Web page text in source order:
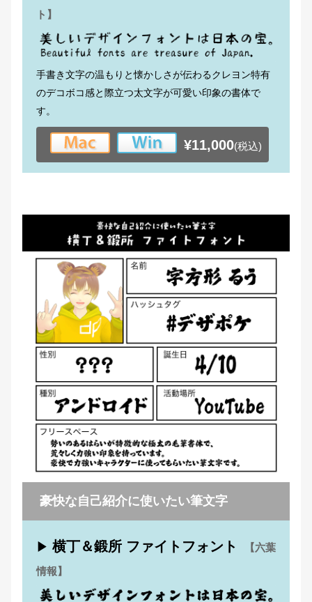
ト】
手書き文字の温もりと懐かしさが伝わるクレヨン特有
のデコボコ感と際立つ太文字が可愛い印象の書体で
す。
¥11,000(税込)
豪快な自己紹介に使いたい筆文字
▶ 横丁＆鍛所 ファイトフォント
【六葉
情報】